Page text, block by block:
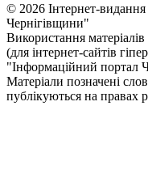
© 2026 Інтернет-
Чернiгiвщини"
Використання
(для інтернет-сайтів
"Інформаційний портал
Матеріали позначені
публікуються на правах